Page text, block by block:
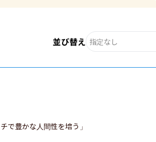
並び替え 指定なし
で豊かな人間性を培う」